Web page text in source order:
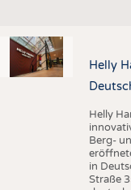
Helly
Helly
Berg-
in
Straße